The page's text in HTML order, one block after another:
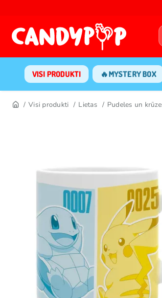
VISI PRODUKTI 🔥MYSTERY BOX
Visi produkti Lietas Pudeles un